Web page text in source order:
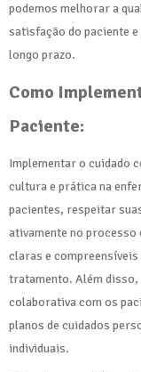
podemos melhorar a
satisfação do paciente
longo prazo.
Como
Paciente:
Implementar o cuidado
cultura e prática na
pacientes, respeitar
ativamente no
claras e compreensíveis
tratamento. Além
colaborativa com os
planos de cuidados
individuais.